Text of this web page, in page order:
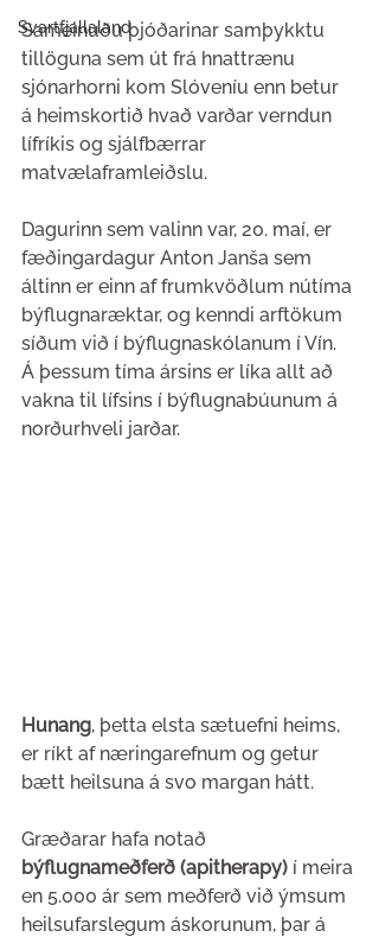
Svartfjallaland
Sameinuðu þjóðarinar samþykktu
tillöguna sem út frá hnattrænu
sjónarhorni kom Slóveníu enn betur
á heimskortið hvað varðar verndun
lífríkis og sjálfbærrar
matvælaframleiðslu.
Dagurinn sem valinn var, 20. maí, er
fæðingardagur Anton Janša sem
áltinn er einn af frumkvöðlum nútíma
býflugnaræktar, og kenndi arftökum
síðum við í býflugnaskólanum í Vín.
Á þessum tíma ársins er líka allt að
vakna til lífsins í býflugnabúunum á
norðurhveli jarðar.
Hunang, þetta elsta sætuefni heims,
er ríkt af næringarefnum og getur
bætt heilsuna á svo margan hátt.
Græðarar hafa notað
býflugnameðferð (apitherapy) í meira
en 5.000 ár sem meðferð við ýmsum
heilsufarslegum áskorunum, þar á